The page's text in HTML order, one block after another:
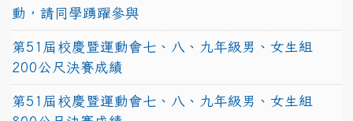
動，請同學踴躍參與
第51屆校慶暨運動會七、八、九年級男、女生組
200公尺決賽成績
第51屆校慶暨運動會七、八、九年級男、女生組